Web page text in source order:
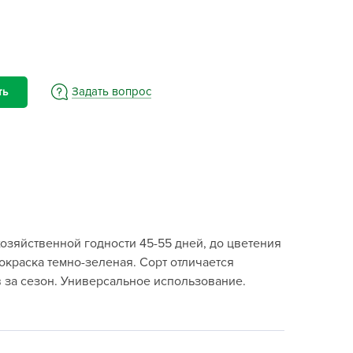
Forte
Dacha Group
Boom
Задать вопрос
годности 45-55 дней, до цветения
темно-зеленая. Сорт отличается
сезон. Универсальное использование.